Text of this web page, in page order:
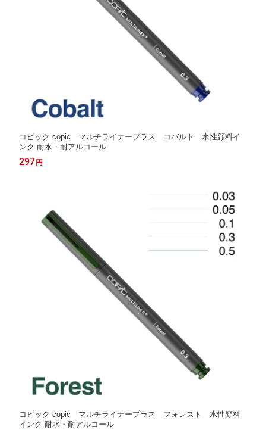
コピック copic マルチライナープラス コバルト 水性顔料イ
ンク 耐水・耐アルコール
297 円
コピック copic マルチライナープラス フォレスト 水性顔料
インク 耐水・耐アルコール